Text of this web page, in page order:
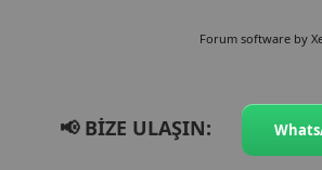
Forum software by
📢 BİZE ULAŞIN: